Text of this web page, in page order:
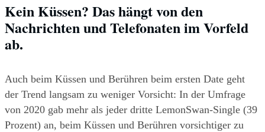
Kein Küssen? Das hängt von den
Nachrichten und Telefonaten im Vorfeld
ab.
Auch beim Küssen und Berühren beim ersten Date geht
der Trend langsam zu weniger Vorsicht: In der Umfrage
von 2020 gab mehr als jeder dritte LemonSwan-Single (39
Prozent) an, beim Küssen und Berühren vorsichtiger zu